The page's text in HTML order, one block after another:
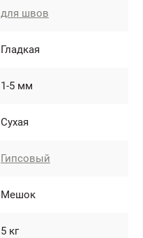
для швов
Гладкая
1-5 мм
Сухая
Гипсовый
Мешок
5 кг